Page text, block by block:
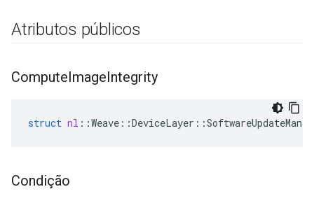
Atributos públicos
ComputeImageIntegrity
struct nl ::Weave ::DeviceLayer ::
Condição